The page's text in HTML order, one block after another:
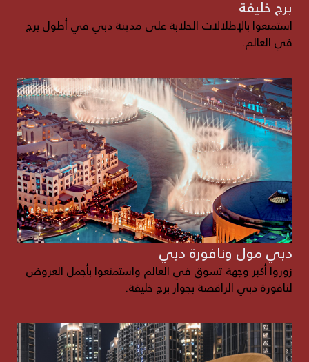
برج خليفة
استمتعوا بالإطلالات الخلابة على مدينة دبي في أطول برج
في العالم.
دبي مول ونافورة دبي
زوروا أكبر وجهة تسوق في العالم واستمتعوا بأجمل العروض
لنافورة دبي الراقصة بجوار برج خليفة.